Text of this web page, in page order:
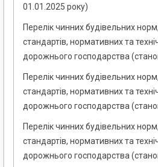
01.01.2025 року)
Перелік чинних будівельних
стандартів, нормативних та
дорожнього господарства
Перелік чинних будівельних
стандартів, нормативних та
дорожнього господарства
Перелік чинних будівельних
стандартів, нормативних та
дорожнього господарства